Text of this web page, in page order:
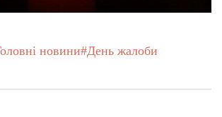
новини#День жалоби